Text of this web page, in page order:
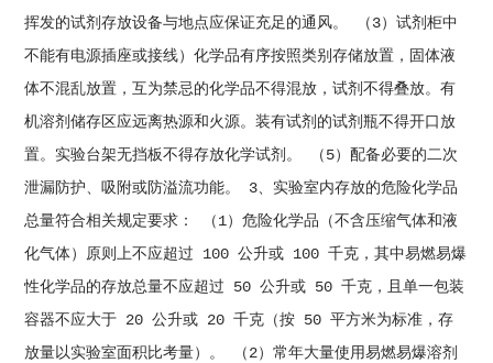
挥发的试剂存放设备与地点应保证充足的通风。 （3）试剂柜中
不能有电源插座或接线）化学品有序按照类别存储放置，固体液
体不混乱放置，互为禁忌的化学品不得混放，试剂不得叠放。有
机溶剂储存区应远离热源和火源。装有试剂的试剂瓶不得开口放
置。实验台架无挡板不得存放化学试剂。 （5）配备必要的二次
泄漏防护、吸附或防溢流功能。 3、实验室内存放的危险化学品
总量符合相关规定要求： （1）危险化学品（不含压缩气体和液
化气体）原则上不应超过 100 公升或 100 千克，其中易燃易爆
性化学品的存放总量不应超过 50 公升或 50 千克，且单一包装
容器不应大于 20 公升或 20 千克（按 50 平方米为标准，存
放量以实验室面积比考量）。 （2）常年大量使用易燃易爆溶剂